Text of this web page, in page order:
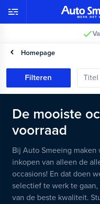
Homepage
Filteren
De mooiste
voorraad
Bij Auto Smeeing
inkopen van alleen de
occasions! En dat doen
selectief te werk te
van de beste kwaliteit.